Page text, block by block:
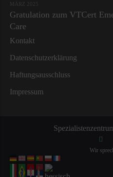
MÄRZ 2025
Gratulation zum VTCert
Care
Kontakt
Datenschutzerklärung
Haftungsausschluss
Impressum
Wir